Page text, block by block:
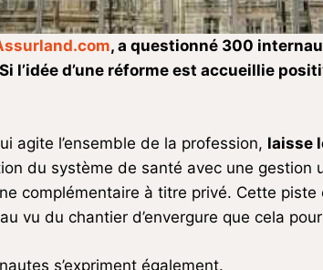
, a questionné 300
l’idée d’une réforme est accueillie
agite l’ensemble de la profession, laisse
du système de santé avec une gestion
complémentaire à titre privé. Cette
vu du chantier d’envergure que cela
s’expriment également.